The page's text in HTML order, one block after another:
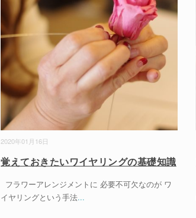
2020年01月16日
覚えておきたいワイヤリングの基礎知識
フラワーアレンジメントに 必要不可欠なのが ワ
イヤリングという手法...